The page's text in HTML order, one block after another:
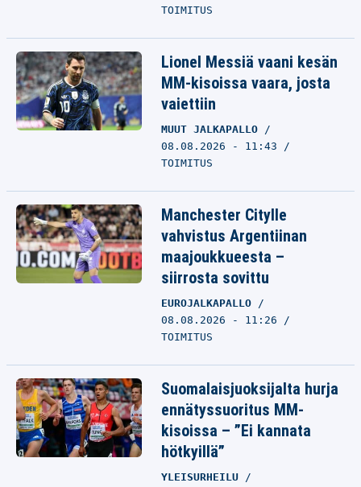
TOIMITUS
Lionel Messiä vaani kesän
MM-kisoissa vaara, josta
vaiettiin
MUUT JALKAPALLO
08.08.2026 - 11:43
TOIMITUS
Manchester Citylle
vahvistus Argentiinan
maajoukkueesta –
siirrosta sovittu
EUROJALKAPALLO
08.08.2026 - 11:26
TOIMITUS
Suomalaisjuoksijalta hurja
ennätyssuoritus MM-
kisoissa – ”Ei kannata
hötkyillä”
YLEISURHEILU